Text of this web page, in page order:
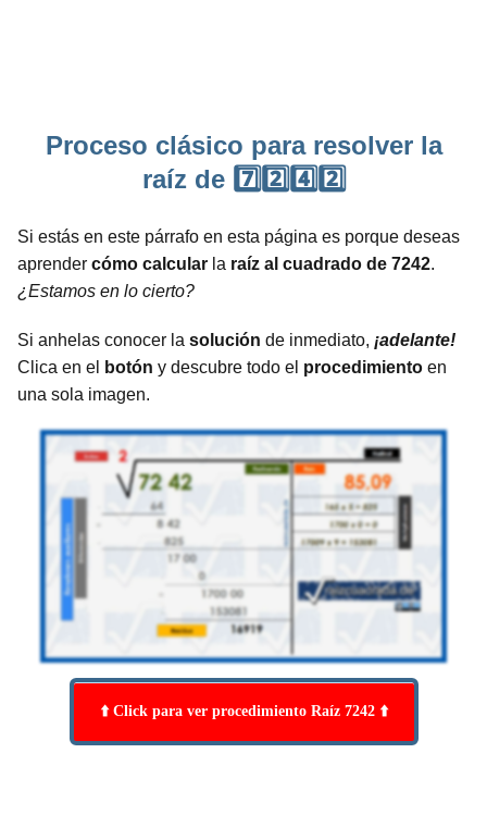
Proceso clásico para resolver la
raíz de 7️⃣2️⃣4️⃣2️⃣
Si estás en este párrafo en esta página es porque deseas
aprender cómo calcular la raíz al cuadrado de 7242.
¿Estamos en lo cierto?
Si anhelas conocer la solución de inmediato, ¡adelante!
Clica en el
botón y descubre todo el procedimiento en
una sola imagen.
⬆️ Click para ver procedimiento Raíz 7242 ⬆️